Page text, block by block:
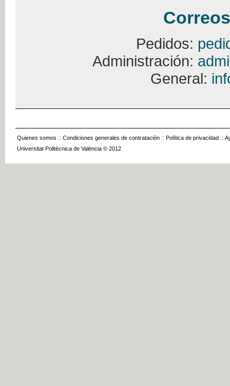
Pedidos:
Administración:
General:
Quienes somos :: Condiciones generales de contratación :: Política de privacidad ::
Universitat Politècnica de València © 2012